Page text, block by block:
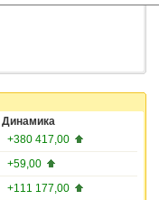
Динамика
+380 417,00
+59,00
+111 177,00